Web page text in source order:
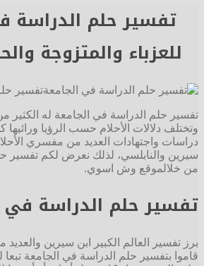
تفسير حلم الدراسة
للعزباء والمتزوجة
تفسير
تفسير حلم الدراسة في الجامعة له الكثير من
وتختلف دلالات الأحلام حسب الرؤيا
دراسات واجتهادات العديد من مفسري
سيرين والنابلسي، لذلك نعرض لكم تفسير
من خلالموقع وش اسوي.
تفسير حلم الدراسة في
برز تفسير العالم الكبير ابن سيرين
قاموا بتفسير حلم الدراسة في الجامعة تبعا